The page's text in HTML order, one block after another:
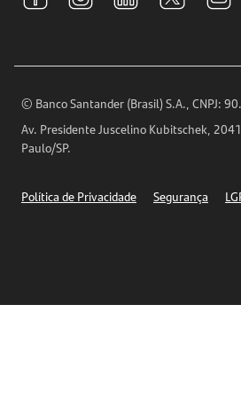
Encontre nossas agências
Horários de Atendimento
Telefones
© Banco Santander (Brasil) S.A., CNPJ:
Av. Presidente Juscelino Kubitschek,
Paulo/SP.
Política de Privacidade Segurança